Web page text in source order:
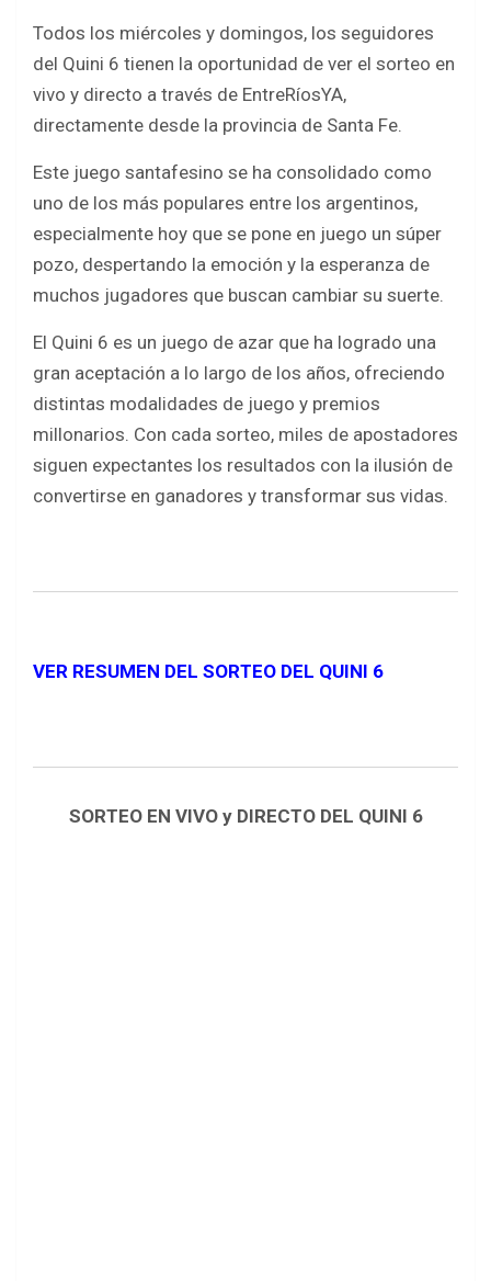
ce
b
o
k
tt
er
at
s
A
p
ar
e
Todos los miércoles y domingos, los seguidores
del Quini 6 tienen la oportunidad de ver el sorteo en
vivo y directo a través de EntreRíosYA,
directamente desde la provincia de Santa Fe.
Este juego santafesino se ha consolidado como
uno de los más populares entre los argentinos,
especialmente hoy que se pone en juego un súper
pozo, despertando la emoción y la esperanza de
muchos jugadores que buscan cambiar su suerte.
El Quini 6 es un juego de azar que ha logrado una
gran aceptación a lo largo de los años, ofreciendo
distintas modalidades de juego y premios
millonarios. Con cada sorteo, miles de apostadores
siguen expectantes los resultados con la ilusión de
convertirse en ganadores y transformar sus vidas.
VER RESUMEN DEL SORTEO DEL QUINI 6
SORTEO EN VIVO y DIRECTO DEL QUINI 6